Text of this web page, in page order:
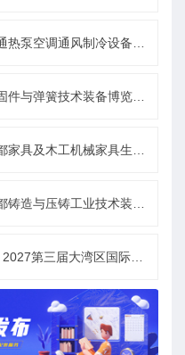
调通风制冷设备博览会6月18举办
弹簧技术装备博览会6月18举办
工机械家具生产设备博览会6月18举办
压铸工业技术装备博览会6月18举办
湾区国际液冷产业大会暨展览会（深圳）